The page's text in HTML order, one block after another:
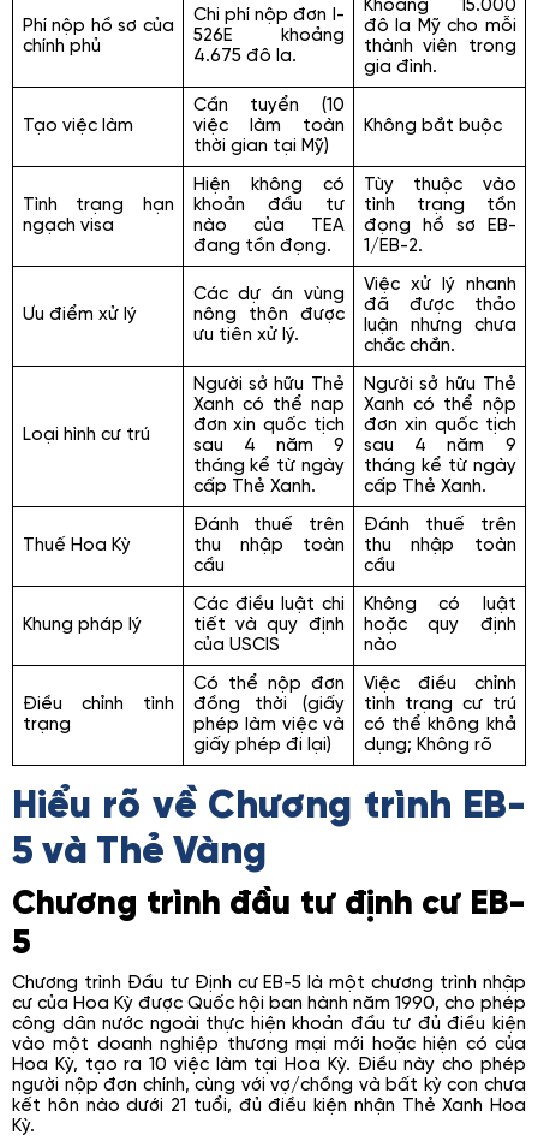
Phí nộp hồ sơ của
chính phủ
Chi phí nộp đơn I-
526E khoảng
4.675 đô la.
Khoảng 15.000
đô la Mỹ cho mỗi
thành viên trong
gia đình.
Tạo việc làm
Cần tuyển (10
việc làm toàn
thời gian tại Mỹ)
Không bắt buộc
Tình trạng hạn
ngạch visa
Hiện không có
khoản đầu tư
nào của TEA
đang tồn đọng.
Tùy thuộc vào
tình trạng tồn
đọng hồ sơ EB-
1/EB-2.
Ưu điểm xử lý
Các dự án vùng
nông thôn được
ưu tiên xử lý.
Việc xử lý nhanh
đã được thảo
luận nhưng chưa
chắc chắn.
Loại hình cư trú
Người sở hữu Thẻ
Xanh có thể nap
đơn xin quốc tịch
sau 4 năm 9
tháng kể từ ngày
cấp Thẻ Xanh.
Người sở hữu Thẻ
Xanh có thể nộp
đơn xin quốc tịch
sau 4 năm 9
tháng kể từ ngày
cấp Thẻ Xanh.
Thuế Hoa Kỳ
Đánh thuế trên
thu nhập toàn
cầu
Đánh thuế trên
thu nhập toàn
cầu
Khung pháp lý
Các điều luật chi
tiết và quy định
của USCIS
Không có luật
hoặc quy định
nào
Điều chỉnh tình
trạng
Có thể nộp đơn
đồng thời (giấy
phép làm việc và
giấy phép đi lại)
Việc điều chỉnh
tình trạng cư trú
có thể không khả
dụng; Không rõ
Hiểu rõ về Chương trình EB-
5 và Thẻ Vàng
Chương trình đầu tư định cư EB-
5
Chương trình Đầu tư Định cư EB-5 là một chương trình nhập
cư của Hoa Kỳ được Quốc hội ban hành năm 1990, cho phép
công dân nước ngoài thực hiện khoản đầu tư đủ điều kiện
vào một doanh nghiệp thương mại mới hoặc hiện có của
Hoa Kỳ, tạo ra 10 việc làm tại Hoa Kỳ. Điều này cho phép
người nộp đơn chính, cùng với vợ/chồng và bất kỳ con chưa
kết hôn nào dưới 21 tuổi, đủ điều kiện nhận Thẻ Xanh Hoa
Kỳ.